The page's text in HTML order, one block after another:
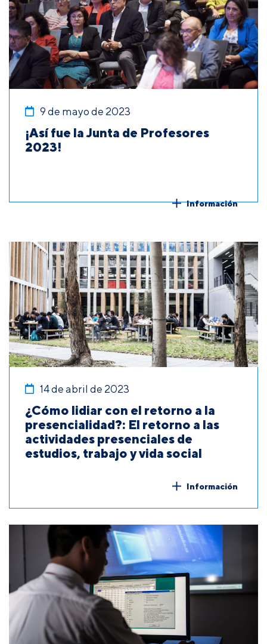
9 de mayo de 2023
¡Así fue la Junta de Profesores
2023!
Información
14 de abril de 2023
¿Cómo lidiar con el retorno a la
presencialidad?: El retorno a las
actividades presenciales de
estudios, trabajo y vida social
Información